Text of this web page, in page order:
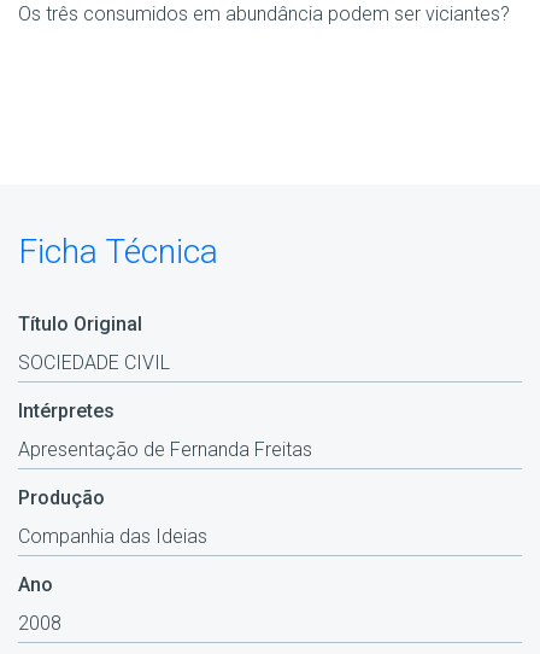
Os três consumidos em abundância podem ser viciantes?
Ficha Técnica
Título Original
SOCIEDADE CIVIL
Intérpretes
Apresentação de Fernanda Freitas
Produção
Companhia das Ideias
Ano
2008